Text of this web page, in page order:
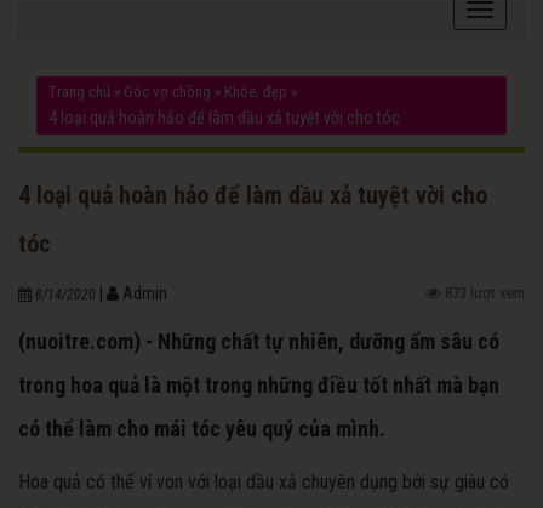
Trang chủ » Góc vợ chồng » Khỏe, đẹp »
4 loại quả hoàn hảo để làm dầu xả tuyệt vời cho tóc
4 loại quả hoàn hảo để làm dầu xả tuyệt vời cho
tóc
8/14/2020 Admin 873 lượt xem
(nuoitre.com) - Những chất tự nhiên, dưỡng ẩm sâu có
trong hoa quả là một trong những điều tốt nhất mà bạn
có thể làm cho mái tóc yêu quý của mình.
Hoa quả có thể ví von với loại dầu xả chuyên dụng bởi sự giàu có